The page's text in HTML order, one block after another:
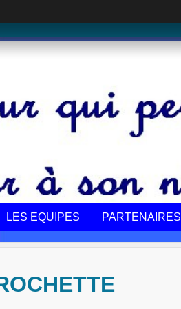
LES EQUIPES PARTENAIRES